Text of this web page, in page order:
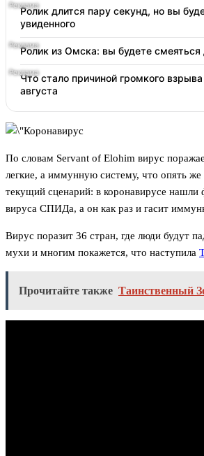
Ролик длится пару секунд, но вы
увиденного
Ролик из Омска: вы будете смеяться
Что стало причиной громкого
августа
По словам Servant of Elohim вирус
легкие, а иммунную систему, что опять же
текущий сценарий: в коронавирусе нашли
вируса СПИДа, а он как раз и гасит
Вирус поразит 36 стран, где люди будут
мухи и многим покажется, что наступила
Прочитайте также Таинственный